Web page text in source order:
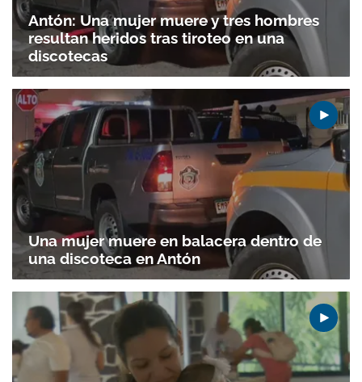
Antón: Una mujer muere y tres hombres
resultan heridos tras tiroteo en una
discotecas
Una mujer muere en balacera dentro de
una discoteca en Antón